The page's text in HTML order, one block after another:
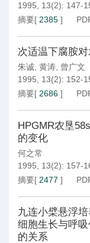
1995, 13(2): 147-
摘要[ 2385 ]
次适温下腐胺
朱诚 黄涛 曾广文
1995, 13(2): 152-
摘要[ 2686 ]
HPGMR农垦
的变化
何之常
1995, 13(2): 157-
摘要[ 2477 ]
九连小檗悬浮
细胞生长与呼
的关系